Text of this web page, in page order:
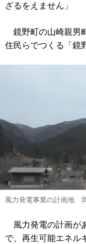
ざるをえません」
鏡野町の山崎親男
住民らでつくる「鏡
風力発電事業の計画地
風力発電の計画が
で、再生可能エネル